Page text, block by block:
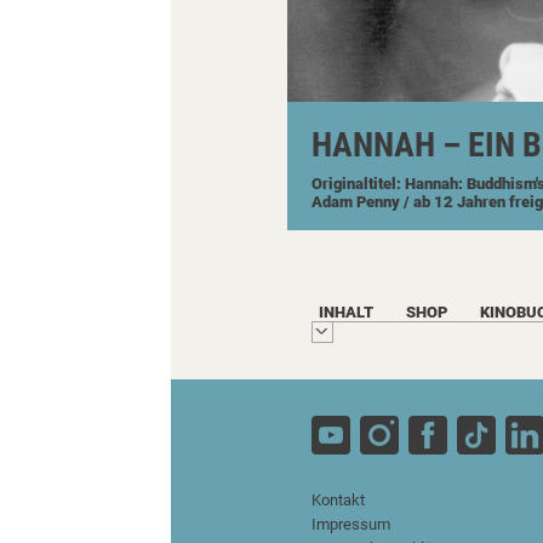
HANNAH – EIN
Originaltitel: Hannah:
Adam Penny / ab 12 Jahren
INHALT SHOP
Kontakt
Impressum